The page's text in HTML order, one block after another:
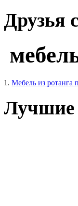
Друзья
1. Мебель из ротанга
Лучшие